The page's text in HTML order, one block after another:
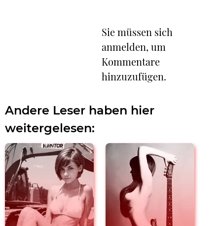
Sie müssen sich
anmelden, um
Kommentare
hinzuzufügen.
Andere Leser haben hier
weitergelesen: